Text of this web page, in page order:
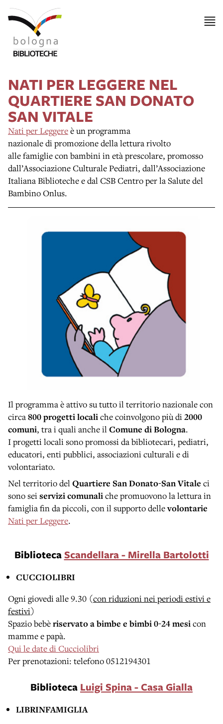
NATI PER LEGGERE NEL
QUARTIERE SAN DONATO
SAN VITALE
Nati per Leggereè un programma
nazionale di promozione della lettura rivolto
alle famiglie con bambini in età prescolare, promosso
dall’Associazione Culturale Pediatri, dall’Associazione
Italiana Biblioteche e dal CSB Centro per la Salute del
Bambino Onlus.
Il programma è attivo su tutto il territorio nazionale con
circa800 progetti localiche coinvolgono più di2000
comuni, tra i quali anche ilComune di Bologna.
I progetti locali sono promossi da bibliotecari, pediatri,
educatori, enti pubblici, associazioni culturali e di
volontariato.
Nel territorio delQuartiere San Donato-San Vitale ci
sono seiservizi comunaliche promuovono la lettura in
famiglia fin da piccoli, con il supporto dellevolontarie
Nati per Leggere.
BibliotecaScandellara - Mirella Bartolotti
CUCCIOLIBRI
Ogni giovedi alle 9.30 (con riduzioni nei periodi estivi e
festivi)
Spazio bebèriservato a bimbe e bimbi 0-24 mesicon
mamme e papà.
Qui le date di Cucciolibri
Per prenotazioni: telefono 0512194301
Biblioteca Luigi Spina - Casa Gialla
LIBRINFAMIGLIA